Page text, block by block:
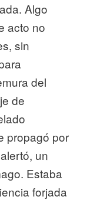
Algo
acto no
sin
del
de
propagó por
un
Estaba
forjada